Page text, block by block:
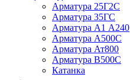
Арматура 25Г2С
Арматура 35ГС
Арматура А1 А240
Арматура А500С
Арматура Ат800
Арматура В500С
Катанка